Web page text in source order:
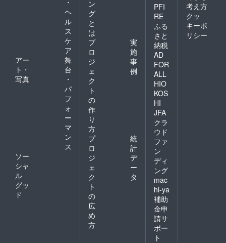
ヘ
ル
ス
ケ
ア
アー
ト・
写真
舞
台
・
パ
フ
ォ
ー
マ
ン
ス
ソー
シャ
ル
グッ
ド
ン
グ
と
は
プ
ロ
ジ
ェ
ク
ト
の
作
り
方
実
施
事
例
プ
ロ
ジ
ェ
ク
ト
の
広
め
方
統
計
デ
ー
タ
PFI
RE
ふる
さと
納税
AD
FOR
ALL
HIO
KOS
HI
JFA
クラ
ウド
ファ
ン
ディ
ング
mac
hi-ya
補助
金申
請サ
ポー
ト
考え方
クッ
キーポ
リシー